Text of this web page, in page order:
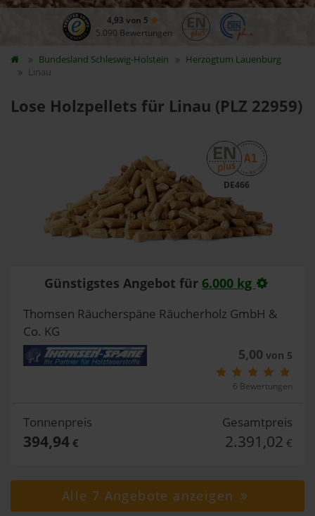
4,93 von 5
5.090 Bewertungen
Bundesland Schleswig-Holstein
Herzogtum Lauenburg
Linau
Lose Holzpellets für Linau (PLZ 22959)
DE466
Günstigstes Angebot für 6.000 kg
Thomsen Räucherspäne Räucherholz GmbH &
Co. KG
5,00 von 5
6 Bewertungen
Tonnenpreis
394,94€
Gesamtpreis
2.391,02 €
Alle 7 Angebote anzeigen